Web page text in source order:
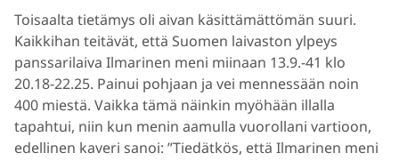
Toisaalta tietämys oli aivan käsittämättömän suuri.
Kaikkihan teitävät, että Suomen laivaston ylpeys
panssarilaiva Ilmarinen meni miinaan 13.9.-41 klo
20.18-22.25. Painui pohjaan ja vei mennessään noin
400 miestä. Vaikka tämä näinkin myöhään illalla
tapahtui, niin kun menin aamulla vuorollani vartioon,
edellinen kaveri sanoi: ”Tiedätkös, että Ilmarinen meni